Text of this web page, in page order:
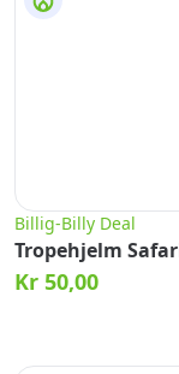
Billig-Billy Deal
Tropehjelm
Kr 50,00